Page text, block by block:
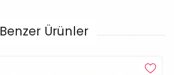
Benzer Ürünler